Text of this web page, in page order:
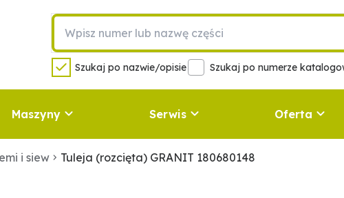
Szukaj po nazwie/opisie Szukaj po numerze
Maszyny Serwis Oferta
i siew Tuleja (rozcięta) GRANIT 180680148